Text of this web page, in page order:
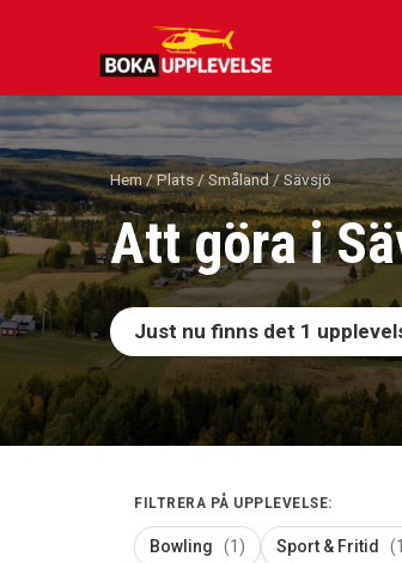
Hem/Plats/ Småland/ Sävsjö
Att göra i
Just nu finns det 1
FILTRERA PÅ UPPLEVELSE:
Bowling (1) Sport & Fritid